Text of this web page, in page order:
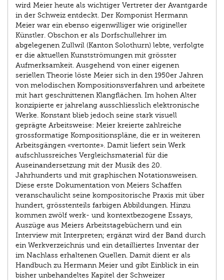
wird Meier heute als wichtiger Vertreter der Avantgarde
in der Schweiz entdeckt. Der Komponist Hermann
Meier war ein ebenso eigenwilliger wie origineller
Künstler. Obschon er als Dorfschullehrer im
abgelegenen Zullwil (Kanton Solothurn) lebte, verfolgte
er die aktuellen Kunstströmungen mit grösster
Aufmerksamkeit. Ausgehend von einer eigenen
seriellen Theorie löste Meier sich in den 1950er Jahren
von melodischen Kompositionsverfahren und arbeitete
mit hart geschnittenen Klangflächen. Im hohen Alter
konzipierte er jahrelang ausschliesslich elektronische
Werke. Konstant blieb jedoch seine stark visuell
geprägte Arbeitsweise: Meier kreierte zahlreiche
grossformatige Kompositionspläne, die er in weiteren
Arbeitsgängen «vertonte». Damit liefert sein Werk
aufschlussreiches Vergleichsmaterial für die
Auseinandersetzung mit der Musik des 20.
Jahrhunderts und mit graphischen Notationsweisen.
Diese erste Dokumentation von Meiers Schaffen
veranschaulicht seine kompositorische Praxis mit über
hundert, grösstenteils farbigen Abbildungen. Hinzu
kommen zwölf werk- und kontextbezogene Essays,
Auszüge aus Meiers Arbeitstagebüchern und ein
Interview mit Interpreten; ergänzt wird der Band durch
ein Werkverzeichnis und ein detailliertes Inventar der
im Nachlass erhaltenen Quellen. Damit dient er als
Handbuch zu Hermann Meier und gibt Einblick in ein
bisher unbehandeltes Kapitel der Schweizer